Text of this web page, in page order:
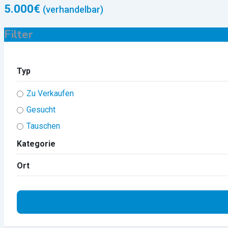
5.000€ (verhandelbar)
Filter
Typ
Zu Verkaufen
Gesucht
Tauschen
Kategorie
Ort